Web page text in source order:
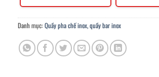
Danh mục: Quầy pha chế inox, quầy bar inox